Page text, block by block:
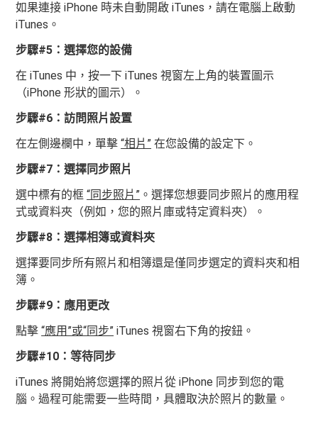
如果連接 iPhone 時未自動開啟 iTunes，請在電腦上啟動
iTunes。
步驟#5：選擇您的設備
在 iTunes 中，按一下 iTunes 視窗左上角的裝置圖示
（iPhone 形狀的圖示）。
步驟#6：訪問照片設置
在左側邊欄中，單擊“相片” 在您設備的設定下。
步驟#7：選擇同步照片
選中標有的框“同步照片” 。選擇您想要同步照片的應用程
式或資料夾（例如，您的照片庫或特定資料夾）。
步驟#8：選擇相簿或資料夾
選擇要同步所有照片和相簿還是僅同步選定的資料夾和相
簿。
步驟#9：應用更改
點擊“應用”或“同步” iTunes 視窗右下角的按鈕。
步驟#10：等待同步
iTunes 將開始將您選擇的照片從 iPhone 同步到您的電
腦。過程可能需要一些時間，具體取決於照片的數量。